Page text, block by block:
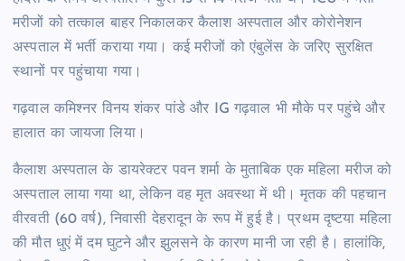
मरीजों को तत्काल बाहर निकालकर कैलाश अस्पताल और कोरोनेशन
अस्पताल में भर्ती कराया गया। कई मरीजों को एंबुलेंस के जरिए सुरक्षित
स्थानों पर पहुंचाया गया।
गढ़वाल कमिश्नर विनय शंकर पांडे और IG गढ़वाल भी मौके पर पहुंचे और
हालात का जायजा लिया।
कैलाश अस्पताल के डायरेक्टर पवन शर्मा के मुताबिक एक महिला मरीज को
अस्पताल लाया गया था, लेकिन वह मृत अवस्था में थी। मृतक की पहचान
वीरवती (60 वर्ष), निवासी देहरादून के रूप में हुई है। प्रथम दृष्टया महिला
की मौत धुएं में दम घुटने और झुलसने के कारण मानी जा रही है। हालांकि,